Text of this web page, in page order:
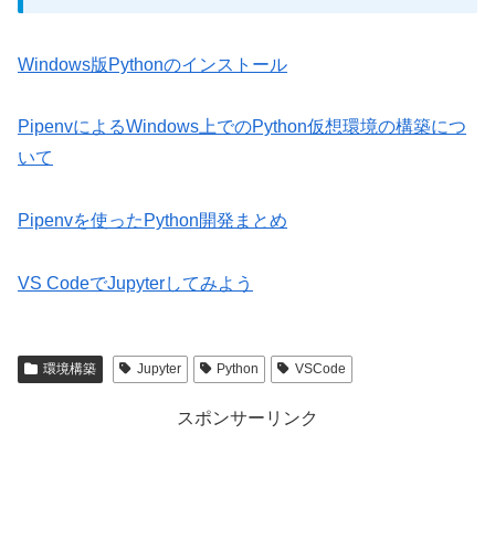
Windows版Pythonのインストール
PipenvによるWindows上でのPython仮想環境の構築につ
いて
Pipenvを使ったPython開発まとめ
VS CodeでJupyterしてみよう
環境構築 Jupyter Python VSCode
スポンサーリンク